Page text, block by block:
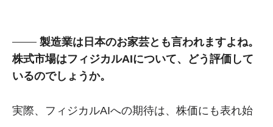
製造業は日本のお家芸とも言われますよね。
株式市場はフィジカルAIについて、どう評価して
いるのでしょうか。
実際、フィジカルAIへの期待は、株価にも表れ始